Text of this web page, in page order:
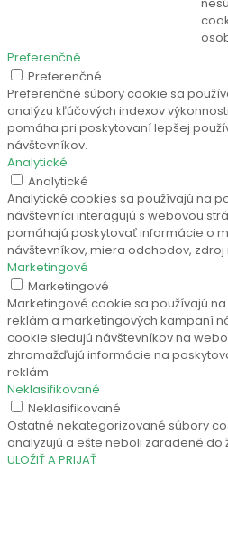
Preferenčné
Preferenčné
Preferenčné súbory cookie sa
analýzu kľúčových indexov
pomáha pri poskytovaní lepšej
návštevníkov.
Analytické
Analytické
Analytické cookies sa používajú na
návštevníci interagujú s webovou
pomáhajú poskytovať informácie o
návštevníkov, miera odchodov, zdroj
Marketingové
Marketingové
Marketingové cookie sa používajú
reklám a marketingových kampaní
cookie sledujú návštevníkov na
zhromažďujú informácie na
reklám.
Neklasifikované
Neklasifikované
Ostatné nekategorizované súbory
analyzujú a ešte neboli zaradené do
ULOŽIŤ A PRIJAŤ